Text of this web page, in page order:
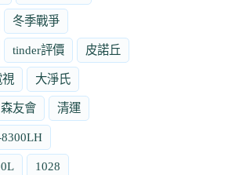
冬季戰爭
tinder評價 皮諾丘
大淨氏
森友會 清運
8300LH
1028